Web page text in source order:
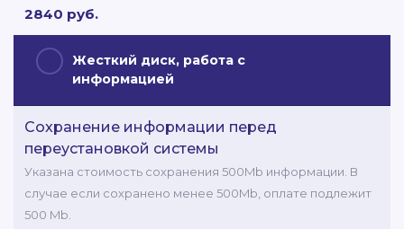
2840 руб.
Жесткий диск, работа с
информацией
Сохранение информации перед
переустановкой системы
Указана стоимость сохранения 500Mb информации. В
случае если сохранено менее 500Mb, оплате подлежит
500 Mb.